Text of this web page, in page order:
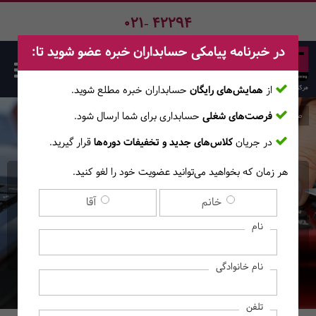
021- 42294
دوره آنلاین مدیریت مالی
برای مدیران غیرمالی
صفحه اصلی دوره‌ها
در خبرنامه پیامکی حسابداران خبره عضو شوید تا:
از همایش‌های رایگان حسابداران خبره مطلع ‎شوید.
فرصت‌های شغلی حسابداری برای شما ارسال شود.
در جریانکلاس‌های جدید و تخفیفات دوره‌هاقرار گیرید.
هر زمان که بخواهید می‌توانید عضویت خود را لغو کنید.
خانم آقا
نام
نام خانوادگی
تلفن